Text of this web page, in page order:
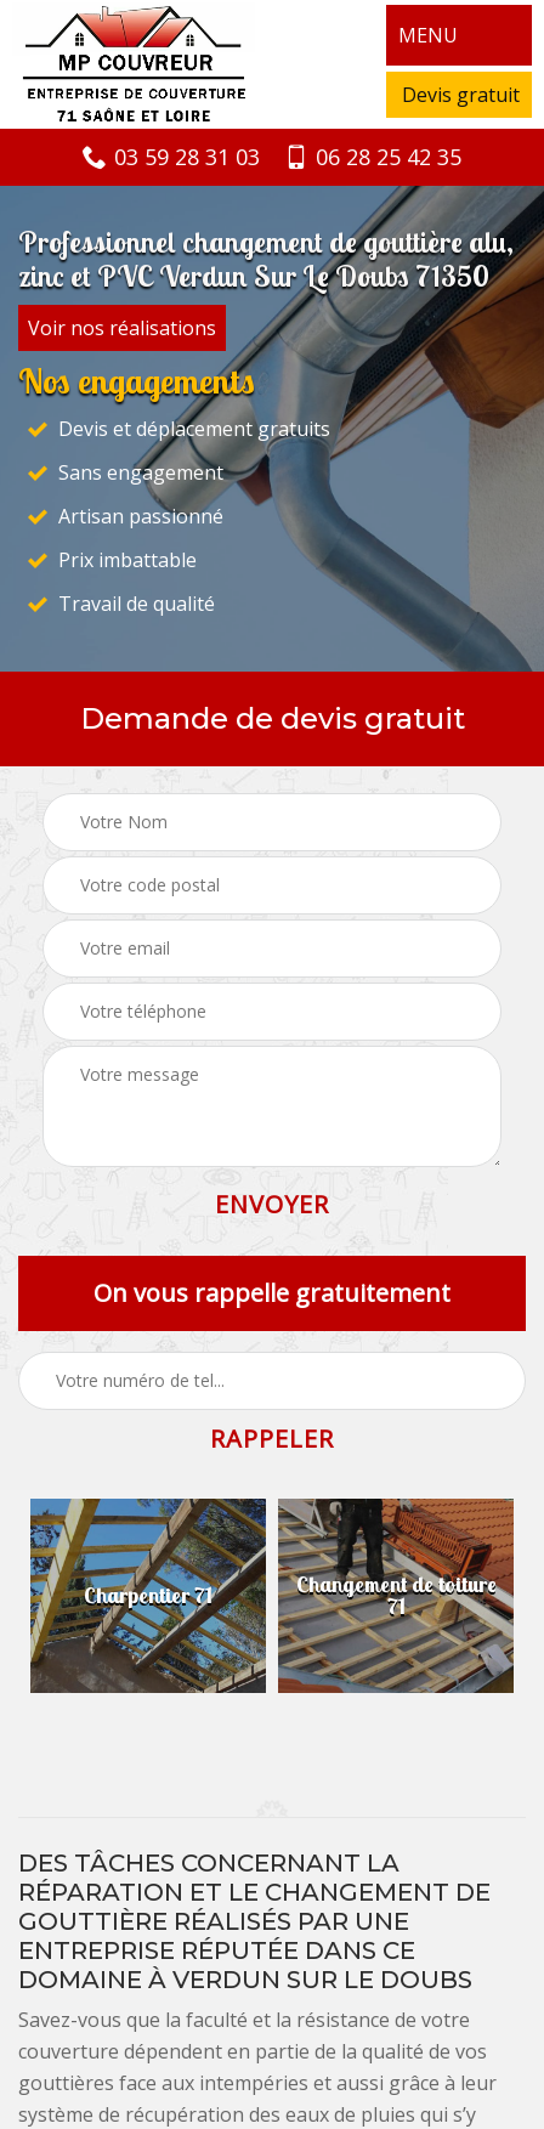
MENU
Devis gratuit
03 59 28 31 03 06 28 25 42 35
Professionnel changement de gouttière alu,
zinc et PVC Verdun Sur Le Doubs 71350
Voir nos réalisations
Nos engagements
Devis et déplacement gratuits
Sans engagement
Artisan passionné
Prix imbattable
Travail de qualité
Demande de devis gratuit
On vous rappelle gratuitement
Charpentier 71 Changement de toiture
71
DES TÂCHES CONCERNANT LA
RÉPARATION ET LE CHANGEMENT DE
GOUTTIÈRE RÉALISÉS PAR UNE
ENTREPRISE RÉPUTÉE DANS CE
DOMAINE À VERDUN SUR LE DOUBS
Savez-vous que la faculté et la résistance de votre
couverture dépendent en partie de la qualité de vos
gouttières face aux intempéries et aussi grâce à leur
système de récupération des eaux de pluies qui s’y